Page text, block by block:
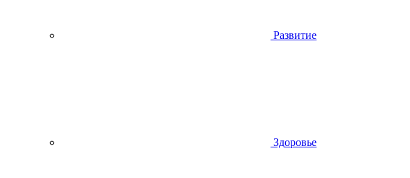
Развитие
Здоровье